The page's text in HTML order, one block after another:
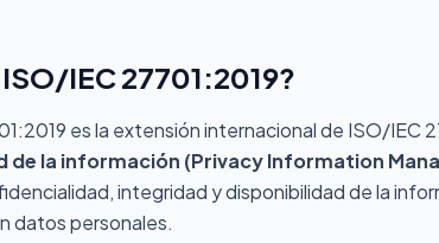
IEC 27701:2019?
es la extensión internacional de ISO/
de la información (Privacy Information
integridad y disponibilidad de la
datos personales.